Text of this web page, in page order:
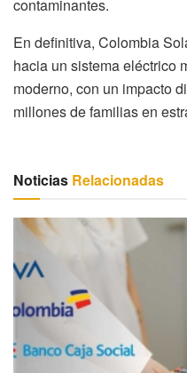
contaminantes.
En definitiva, Colombia
hacia un sistema eléctrico
moderno, con un impacto
millones de familias en
Noticias Relacionadas